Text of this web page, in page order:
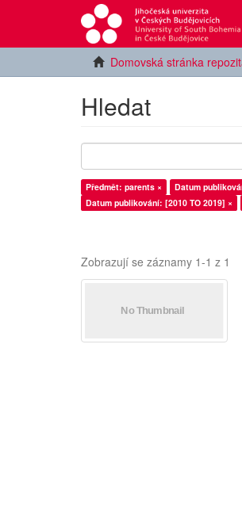
Domovská stránka
Hledat
Předmět: parents × Datum
Datum publikování: [2010 TO 2019] ×
Zobrazují se záznamy 1-1 z 1